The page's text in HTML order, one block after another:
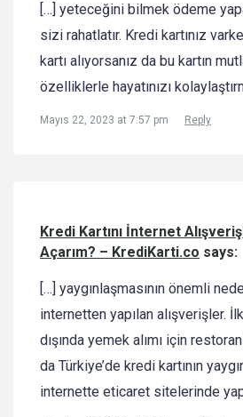
[…] yeteceğini bilmek ödeme
sizi rahatlatır. Kredi kartınız
kartı alıyorsanız da bu kartın
özelliklerle hayatınızı
Mayıs 22, 2023 at 7:57 pm Reply
Kredi Kartını İnternet
Açarım? – KrediKarti.co says:
[…] yaygınlaşmasının önemli
internetten yapılan alışverişler.
dışında yemek alımı için
da Türkiye’de kredi kartının
internette eticaret sitelerinde